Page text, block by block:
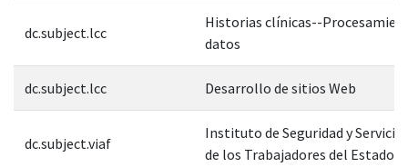
dc.subject.lcc
Historias clínicas--
datos
dc.subject.lcc Desarrollo de sitios Web
dc.subject.viaf
Instituto de Seguridad y
de los Trabajadores del Estado